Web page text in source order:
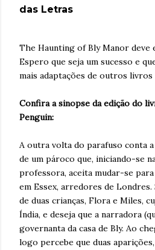
das Letras
The Haunting of Bly Manor deve
Espero que seja um sucesso e
mais adaptações de outros
Confira a sinopse da edição do
Penguin:
A outra volta do parafuso conta
de um pároco que, iniciando-se
professora, aceita mudar-se
em Essex, arredores de
de duas crianças, Flora e Miles,
Índia, e deseja que a narradora
governanta da casa de Bly. Ao
logo percebe que duas